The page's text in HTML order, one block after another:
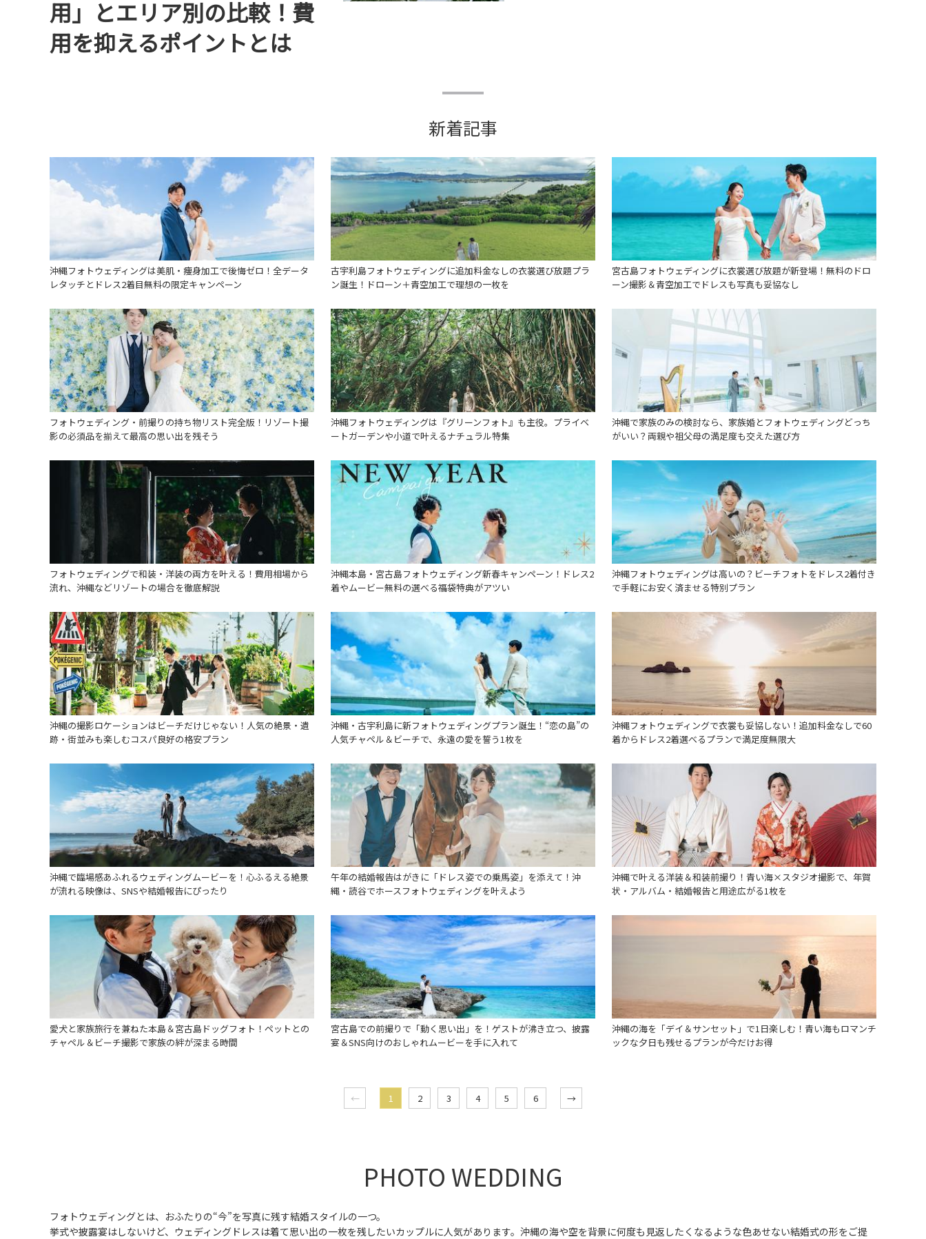
用」とエリア別の比較！費
用を抑えるポイントとは
新着記事
沖縄フォトウェディングは美肌・痩身加工で後悔ゼロ！全データ
レタッチとドレス2着目無料の限定キャンペーン
古宇利島フォトウェディングに追加料金なしの衣裳選び放題プラ
ン誕生！ドローン＋青空加工で理想の一枚を
宮古島フォトウェディングに衣裳選び放題が新登場！無料のドロ
ーン撮影＆青空加工でドレスも写真も妥協なし
フォトウェディング・前撮りの持ち物リスト完全版！リゾート撮
影の必須品を揃えて最高の思い出を残そう
沖縄フォトウェディングは『グリーンフォト』も主役。プライベ
ートガーデンや小道で叶えるナチュラル特集
沖縄で家族のみの検討なら、家族婚とフォトウェディングどっち
がいい？両親や祖父母の満足度も交えた選び方
フォトウェディングで和装・洋装の両方を叶える！費用相場から
流れ、沖縄などリゾートの場合を徹底解説
沖縄本島・宮古島フォトウェディング新春キャンペーン！ドレス2
着やムービー無料の選べる福袋特典がアツい
沖縄フォトウェディングは高いの？ビーチフォトをドレス2着付き
で手軽にお安く済ませる特別プラン
沖縄の撮影ロケーションはビーチだけじゃない！人気の絶景・遺
跡・街並みも楽しむコスパ良好の格安プラン
沖縄・古宇利島に新フォトウェディングプラン誕生！“恋の島”の
人気チャペル＆ビーチで、永遠の愛を誓う1枚を
沖縄フォトウェディングで衣裳も妥協しない！追加料金なしで60
着からドレス2着選べるプランで満足度無限大
沖縄で臨場感あふれるウェディングムービーを！心ふるえる絶景
が流れる映像は、SNSや結婚報告にぴったり
午年の結婚報告はがきに「ドレス姿での乗馬姿」を添えて！沖
縄・読谷でホースフォトウェディングを叶えよう
沖縄で叶える洋装＆和装前撮り！青い海×スタジオ撮影で、年賀
状・アルバム・結婚報告と用途広がる1枚を
愛犬と家族旅行を兼ねた本島＆宮古島ドッグフォト！ペットとの
チャペル＆ビーチ撮影で家族の絆が深まる時間
宮古島での前撮りで「動く思い出」を！ゲストが沸き立つ、披露
宴＆SNS向けのおしゃれムービーを手に入れて
沖縄の海を「デイ＆サンセット」で1日楽しむ！青い海もロマンチ
ックな夕日も残せるプランが今だけお得
← 1 2 3 4 5 6 →
PHOTO WEDDING
フォトウェディングとは、おふたりの“今”を写真に残す結婚スタイルの一つ。
挙式や披露宴はしないけど、ウェディングドレスは着て思い出の一枚を残したいカップルに人気があります。沖縄の海や空を背景に何度も見返したくなるような色あせない結婚式の形をご提